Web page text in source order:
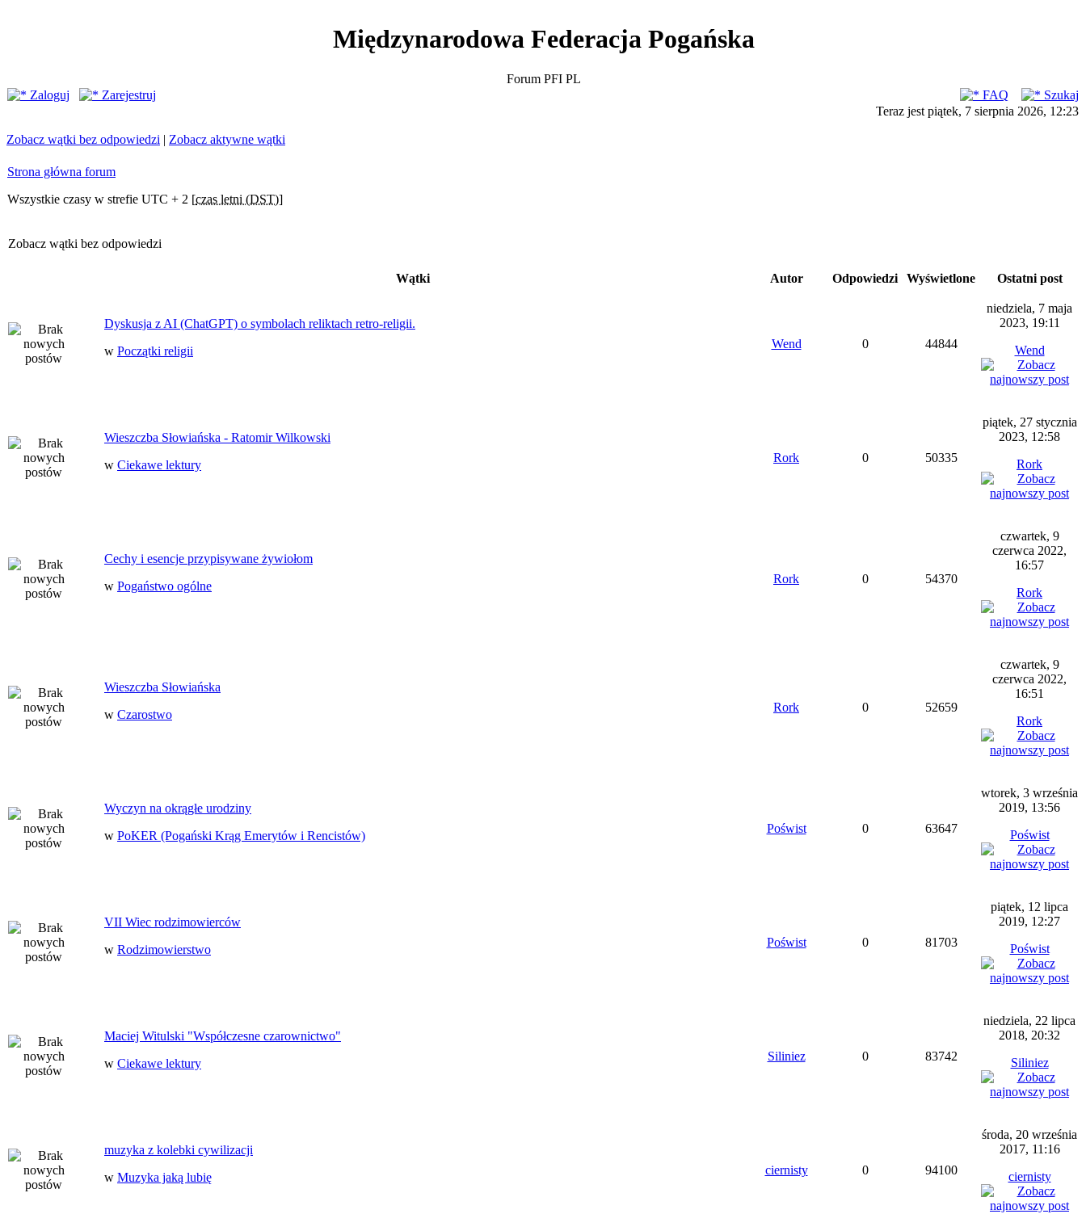
Międzynarodowa Federacja Pogańska
Forum PFI PL
Zaloguj
Zarejestruj FAQ
Szukaj
Teraz jest piątek, 7 sierpnia 2026, 12:23
Zobacz wątki bez odpowiedzi | Zobacz aktywne wątki
Strona główna forum
Wszystkie czasy w strefie UTC + 2 [czas letni (DST)]
Zobacz wątki bez odpowiedzi
Wątki Autor Odpowiedzi Wyświetlone Ostatni post
Dyskusja z AI (ChatGPT) o symbolach reliktach retro-religii.
w Początki religii
Wend 0 44844
niedziela, 7 maja
2023, 19:11
Wend
Wieszczba Słowiańska - Ratomir Wilkowski
w Ciekawe lektury
Rork 0 50335
piątek, 27 stycznia
2023, 12:58
Rork
Cechy i esencje przypisywane żywiołom
w Pogaństwo ogólne
Rork 0 54370
czwartek, 9
czerwca 2022,
16:57
Rork
Wieszczba Słowiańska
w Czarostwo
Rork 0 52659
czwartek, 9
czerwca 2022,
16:51
Rork
Wyczyn na okrągłe urodziny
w PoKER (Pogański Krąg Emerytów i Rencistów)
Poświst 0 63647
wtorek, 3 września
2019, 13:56
Poświst
VII Wiec rodzimowierców
w Rodzimowierstwo
Poświst 0 81703
piątek, 12 lipca
2019, 12:27
Poświst
Maciej Witulski "Współczesne czarownictwo"
w Ciekawe lektury
Siliniez 0 83742
niedziela, 22 lipca
2018, 20:32
Siliniez
muzyka z kolebki cywilizacji
w Muzyka jaką lubię
ciernisty 0 94100
środa, 20 września
2017, 11:16
ciernisty